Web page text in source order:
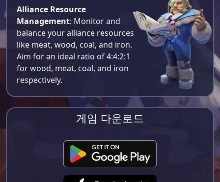
Alliance Resource
Management: Monitor and
balance your alliance resources
like meat, wood, coal, and iron.
Aim for an ideal ratio of 4:4:2:1
for wood, meat, coal, and iron
respectively​.
게임 다운로드